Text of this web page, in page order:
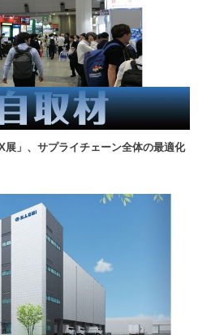
展」、サプライチェーン全体の最適化